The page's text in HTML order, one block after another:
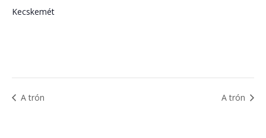
Kecskemét
A trón A trón